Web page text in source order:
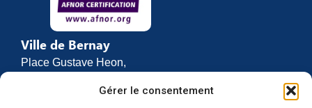
Gérer le consentement
Ville de Bernay
Place Gustave Heon,
27307 BERNAY